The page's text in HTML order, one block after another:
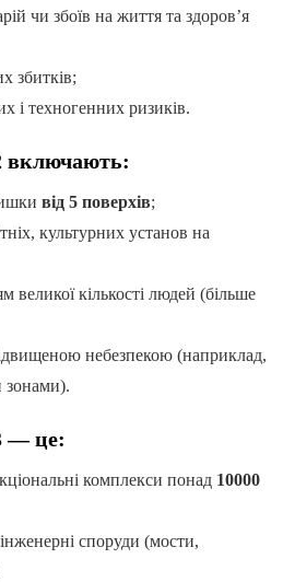
чи збоїв на життя та здоров’я
збитків;
і техногенних ризиків.
включають:
від 5 поверхів;
культурних установ на
великої кількості людей (більше
небезпекою (наприклад,
зонами).
— це:
комплекси понад 10000
споруди (мости,